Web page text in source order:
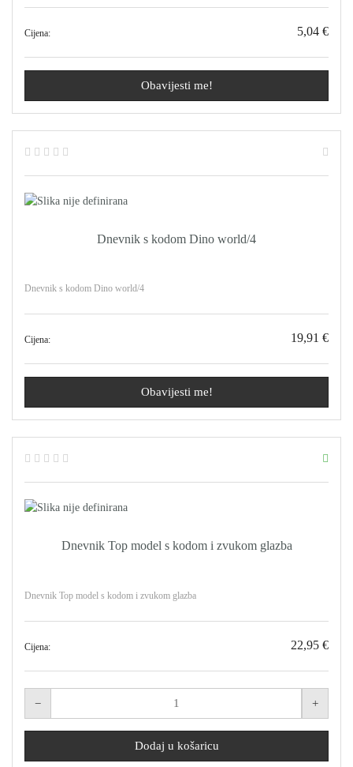
Cijena: 5,04 €
Obavijesti me!
Dnevnik s kodom Dino world/4
Dnevnik s kodom Dino world/4
Cijena: 19,91 €
Obavijesti me!
Dnevnik Top model s kodom i zvukom glazba
Dnevnik Top model s kodom i zvukom glazba
Cijena: 22,95 €